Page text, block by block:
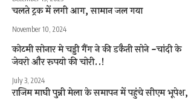
चलते ट्रक में लगी आग, सामान जल गया
November 10, 2024
कोटमी सोनार मे चड्डी गैंग ने की डकैती सोने -चांदी के
जेवरो और रूपयो की चोरी..!
July 3, 2024
राजिम माघी पुन्नी मेला के समापन में पहुंचे सीएम भूपेश,